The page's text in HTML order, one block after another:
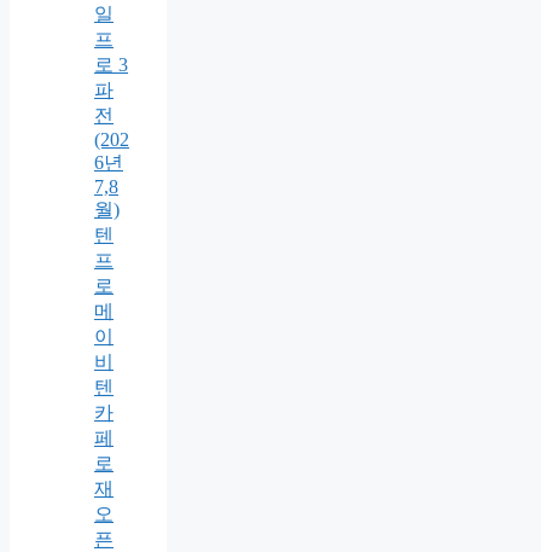
일
프
로 3
파
전
(202
6년
7,8
월)
텐
프
로
메
이
비
텐
카
페
로
재
오
픈